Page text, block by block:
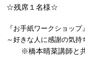
☆残席１名様☆
『お手紙ワークショップ』
～好きな人に感謝の気持
※橋本晴菜講師と